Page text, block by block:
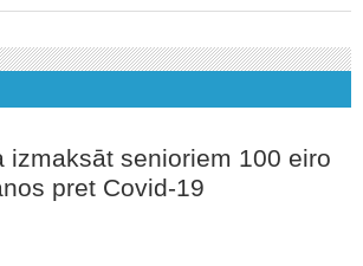
izmaksāt senioriem 100 eiro
pret Covid-19